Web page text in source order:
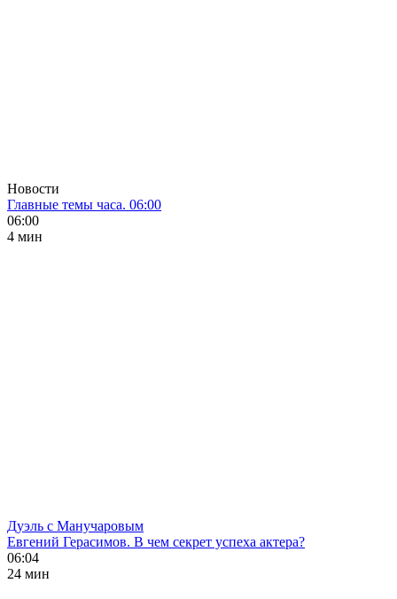
Новости
Главные темы часа. 06:00
06:00
4 мин
Дуэль с Манучаровым
Евгений Герасимов. В чем секрет успеха актера?
06:04
24 мин